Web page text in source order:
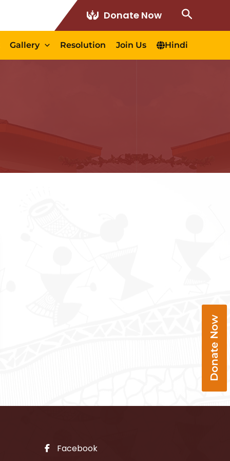
Donate Now Search
Gallery Resolution Join Us Hindi
Facebook
Donate Now